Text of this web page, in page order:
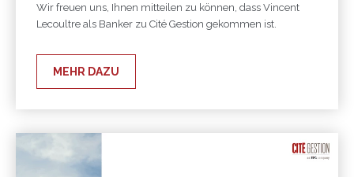
Wir freuen uns, Ihnen mitteilen zu können, dass Vincent
Lecoultre als Banker zu Cité Gestion gekommen ist.
MEHR DAZU